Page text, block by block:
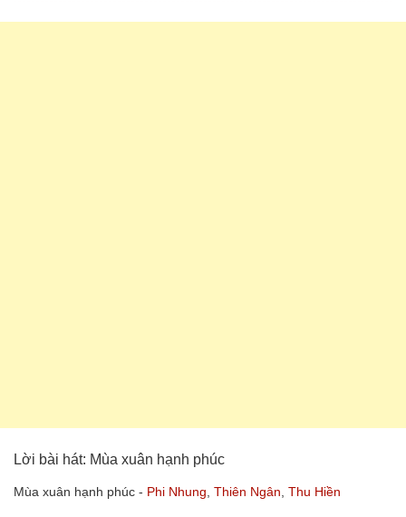
Lời bài hát: Mùa xuân hạnh phúc
Mùa xuân hạnh phúc - Phi Nhung Thiên Ngân Thu Hiền